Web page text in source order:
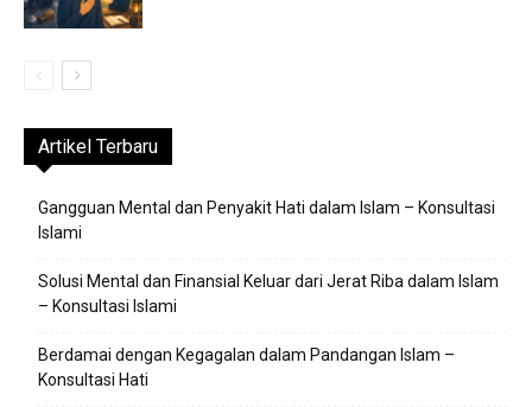
Artikel Terbaru
Gangguan Mental dan Penyakit Hati dalam Islam – Konsultasi
Islami
Solusi Mental dan Finansial Keluar dari Jerat Riba dalam Islam
– Konsultasi Islami
Berdamai dengan Kegagalan dalam Pandangan Islam –
Konsultasi Hati